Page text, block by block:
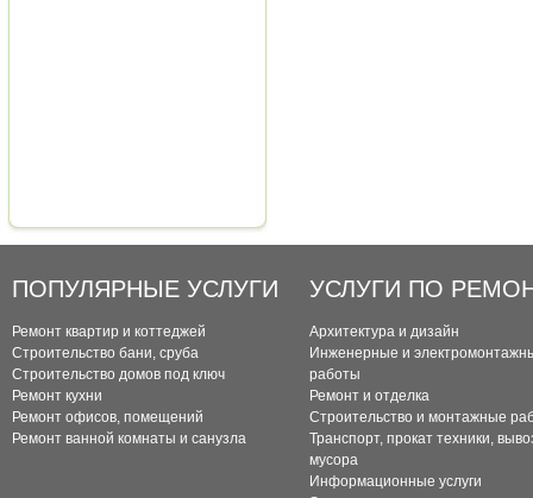
ПОПУЛЯРНЫЕ УСЛУГИ
Ремонт квартир и коттеджей
Строительство бани, сруба
Строительство домов под ключ
Ремонт кухни
Ремонт офисов, помещений
Ремонт ванной комнаты и санузла
УСЛУГИ ПО
Архитектура и дизайн
Инженерные и
работы
Ремонт и отделка
Строительство и монтажные
Транспорт, прокат техники,
мусора
Информационные услуги